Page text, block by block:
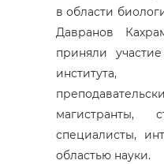
в области
Давранов
приняли
института,
магистранты,
специалисты,
областью науки.